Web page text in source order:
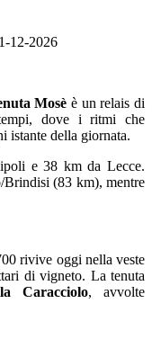
12-2026
Mosè è un relais di
dove i ritmi che
istante della giornata.
e 38 km da Lecce.
Brindisi (83 km), mentre
rivive oggi nella veste
di vigneto. La tenuta
Caracciolo, avvolte